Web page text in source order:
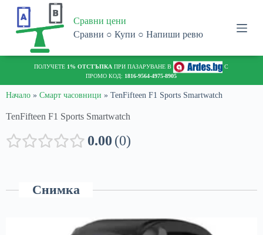
o
n
e
t
Сравни цени
Сравни ○ Купи ○ Напиши ревю
ПОЛУЧЕТЕ 1% ОТСТЪПКА ПРИ ПАЗАРУВАНЕ В
С
ПРОМО КОД: 1816-9564-4975-8905
Начало » Смарт часовници » TenFifteen F1 Sports Smartwatch
TenFifteen F1 Sports Smartwatch
0.00 0
Снимка